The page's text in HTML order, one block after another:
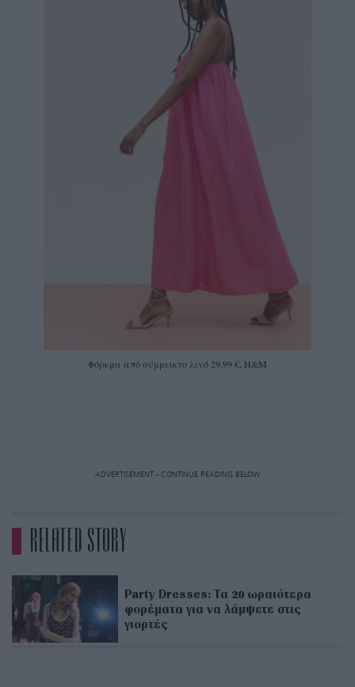
Φόρεμα από σύμμεικτο λινό 29,99 €, H&M
ADVERTISEMENT - CONTINUE READING BELOW
RELATED STORY
Party Dresses: Τα 20 ωραιότερα
φορέματα για να λάμψετε στις
γιορτές